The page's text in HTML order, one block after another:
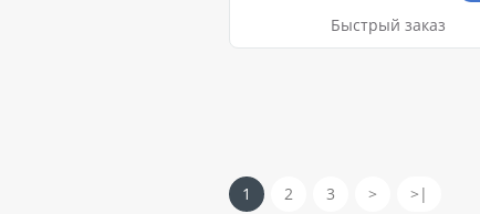
Быстрый заказ
1 2 3 > >|